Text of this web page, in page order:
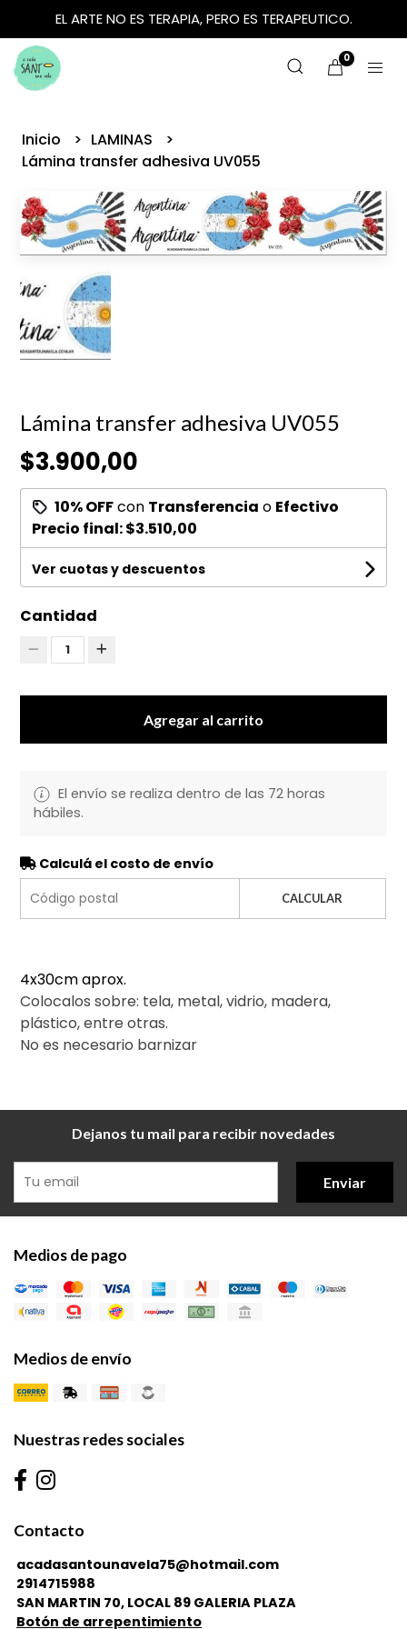
EL ARTE NO ES TERAPIA, PERO ES TERAPEUTICO.
0
Inicio
LAMINAS
Lámina transfer adhesiva UV055
Lámina transfer adhesiva UV055
$3.900,00
10% OFFcon Transferencia o Efectivo
Precio final:$3.510,00
Ver cuotas y descuentos
Cantidad
1
Agregar al carrito
El envío se realiza dentro de las 72 horas
hábiles.
Calculá el costo de envío
CALCULAR
4x30cm aprox.
Colocalos sobre: tela, metal, vidrio, madera,
plástico, entre otras.
No es necesario barnizar
Dejanos tu mail para recibir novedades
Enviar
Medios de pago
Medios de envío
Nuestras redes sociales
Contacto
acadasantounavela75@hotmail.com
2914715988
SAN MARTIN 70, LOCAL 89 GALERIA PLAZA
Botón de arrepentimiento